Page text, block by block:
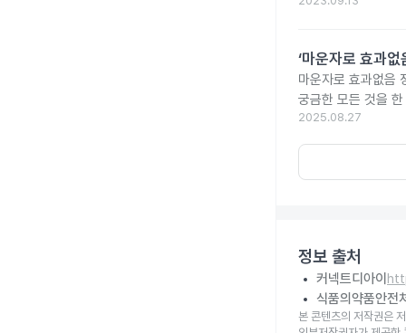
‘마운자로 효과
마운자로 효과없음
궁금한 모든 것을
2025.08.27
정보 출처
커넥트디아이
식품의약품안전
본 콘텐츠의 저작권은